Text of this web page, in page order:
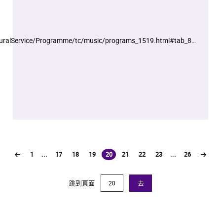
Programme/tc/music/programs_1519.html#tab_8_0
1 ... 17 18 19 20
(current)
21 22 23 ... 26
跳到頁面 去